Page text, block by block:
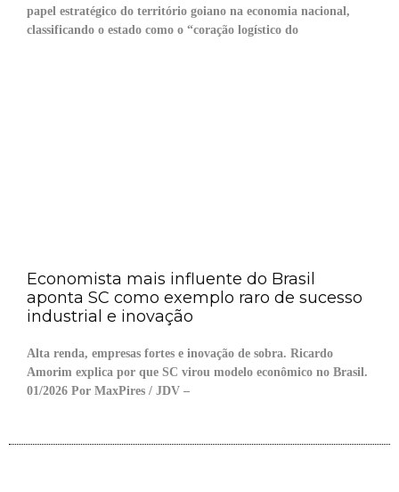
papel estratégico do território goiano na economia nacional,
classificando o estado como o “coração logístico do
Economista mais influente do Brasil
aponta SC como exemplo raro de sucesso
industrial e inovação
Alta renda, empresas fortes e inovação de sobra. Ricardo
Amorim explica por que SC virou modelo econômico no Brasil.
01/2026 Por MaxPires / JDV –